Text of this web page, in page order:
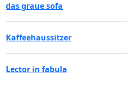
das graue sofa
Kaffeehaussitzer
Lector in fabula